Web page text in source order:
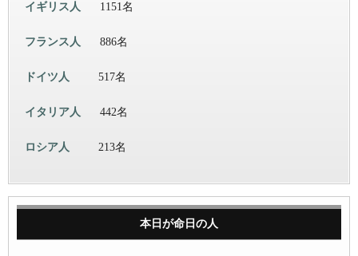
イギリス人 1151名
フランス人 886名
ドイツ人 517名
イタリア人 442名
ロシア人 213名
本日が命日の人